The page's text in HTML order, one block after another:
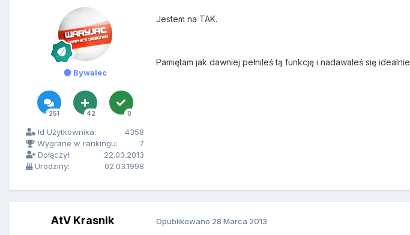
Bywalec
251 42 0
Id Użytkownika:
4358
Wygrane w rankingu:
7
Dołączył:
22.03.2013
Urodziny:
02.03.1998
Jestem na TAK.
Pamiętam jak dawniej pełnileś tą funkcję i nadawaleś się idealnie
AtV Krasnik Opublikowano 28 Marca 2013